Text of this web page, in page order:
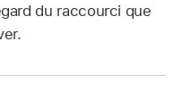
du raccourci que